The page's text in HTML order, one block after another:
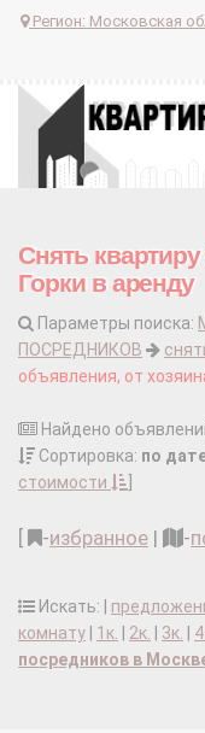
Регион: Московская
Снять
Горки в аренду
Параметры поиска:
ПОСРЕДНИКОВ
объявления, от
Найдено
Сортировка: по
стоимости
-избранное | -
Искать: |
комнату
1к. 2к. 3к.
посредников в